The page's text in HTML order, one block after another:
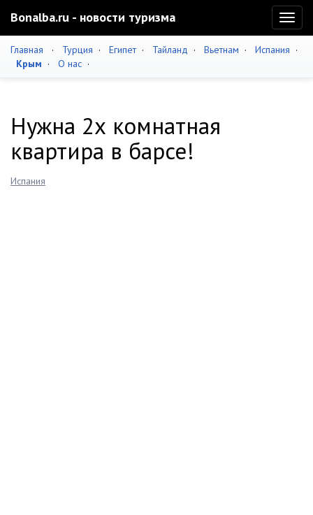
Bonalba.ru - новости туризма
Главная · Турция · Египет· Тайланд · Вьетнам · Испания ·
Крым · О нас ·
Нужна 2х комнатная
квартира в барсе!
Испания